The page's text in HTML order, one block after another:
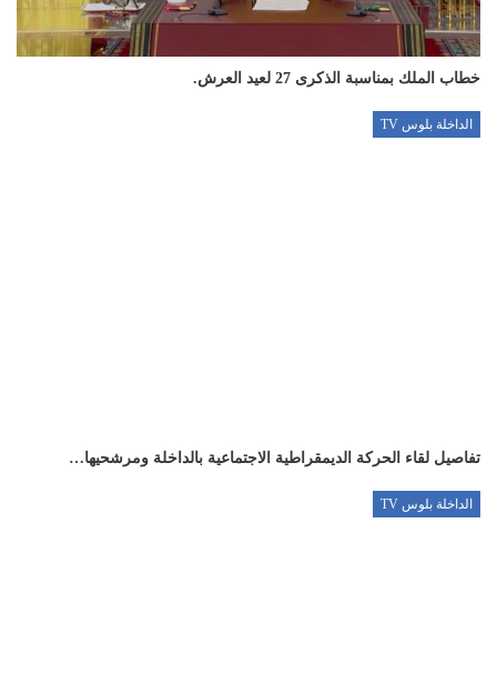
خطاب الملك بمناسبة الذكرى 27 لعيد العرش.
الداخلة بلوس TV
تفاصيل لقاء الحركة الديمقراطية الاجتماعية بالداخلة ومرشحيها…
الداخلة بلوس TV